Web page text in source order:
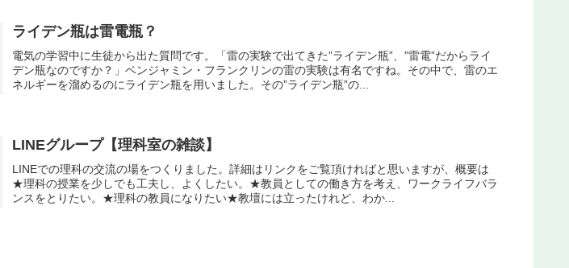
ライデン瓶は雷電瓶？
電気の学習中に生徒から出た質問です。「雷の実験で出てきた”ライデン瓶”、”雷電”だからライ
デン瓶なのですか？」ベンジャミン・フランクリンの雷の実験は有名ですね。その中で、雷のエ
ネルギーを溜めるのにライデン瓶を用いました。その”ライデン瓶”の...
LINEグループ【理科室の雑談】
LINEでの理科の交流の場をつくりました。詳細はリンクをご覧頂ければと思いますが、概要は
★理科の授業を少しでも工夫し、よくしたい。★教員としての働き方を考え、ワークライフバラ
ンスをとりたい。★理科の教員になりたい★教壇には立ったけれど、わか...